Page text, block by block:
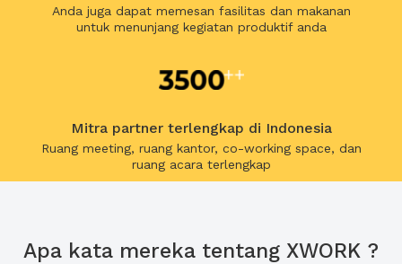
Anda juga dapat memesan fasilitas dan makanan
untuk menunjang kegiatan produktif anda
Mitra partner terlengkap di Indonesia
Ruang meeting, ruang kantor, co-working space, dan
ruang acara terlengkap
Apa kata mereka tentang XWORK ?